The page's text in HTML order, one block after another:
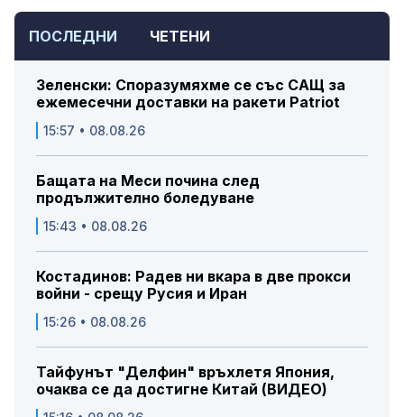
ПОСЛЕДНИ ЧЕТЕНИ
Зеленски: Споразумяхме се със САЩ за
ежемесечни доставки на ракети Patriot
15:57 • 08.08.26
Бащата на Меси почина след
продължително боледуване
15:43 • 08.08.26
Костадинов: Радев ни вкара в две прокси
войни - срещу Русия и Иран
15:26 • 08.08.26
Тайфунът "Делфин" връхлетя Япония,
очаква се да достигне Китай (ВИДЕО)